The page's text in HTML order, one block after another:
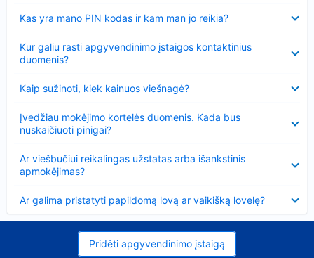
Kas yra mano PIN kodas ir kam man jo reikia?
Kur galiu rasti apgyvendinimo įstaigos kontaktinius
duomenis?
Kaip sužinoti, kiek kainuos viešnagė?
Įvedžiau mokėjimo kortelės duomenis. Kada bus
nuskaičiuoti pinigai?
Ar viešbučiui reikalingas užstatas arba išankstinis
apmokėjimas?
Ar galima pristatyti papildomą lovą ar vaikišką lovelę?
Pridėti apgyvendinimo įstaigą